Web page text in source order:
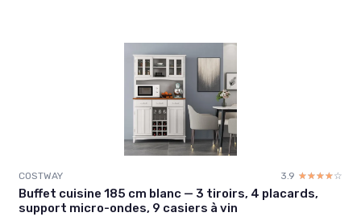
COSTWAY 3.9 ☆☆☆☆☆
★★★★★
Buffet cuisine 185 cm blanc — 3 tiroirs, 4 placards,
support micro-ondes, 9 casiers à vin